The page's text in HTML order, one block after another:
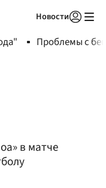
Новости
Проблемы с
в матче